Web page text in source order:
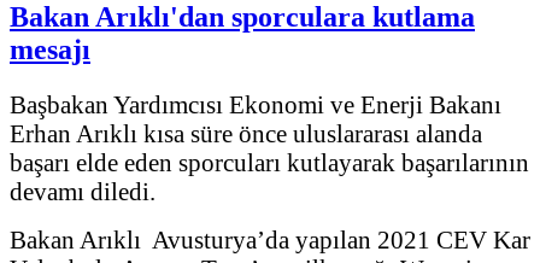
Bakan Arıklı'dan sporculara kutlama
mesajı
Başbakan Yardımcısı Ekonomi ve Enerji Bakanı
Erhan Arıklı kısa süre önce uluslararası alanda
başarı elde eden sporcuları kutlayarak başarılarının
devamı diledi.
Bakan Arıklı Avusturya’da yapılan 2021 CEV Kar